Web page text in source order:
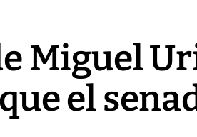
Miguel
el